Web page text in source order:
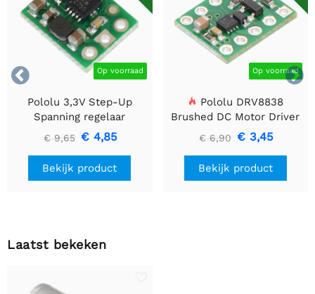

 Op voorraad
Pololu 3,3V Step-Up
Spanning regelaar
U1V10F3
€ 9,65 € 4,85
Bekijk product
Op voorraad
Pololu DRV8838
Brushed DC Motor Driver
€ 6,90 € 3,45
Bekijk product
Laatst bekeken